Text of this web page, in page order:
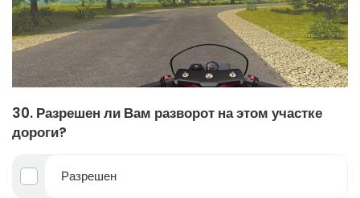
30. Разрешен ли Вам разворот на этом участке
дороги?
Разрешен